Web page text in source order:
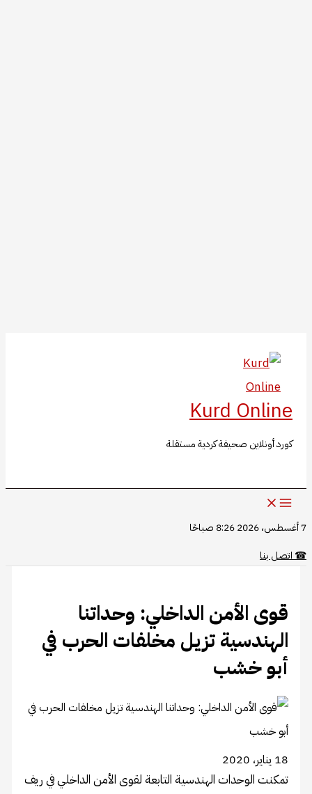
المحتوى
Kurd Online
كورد أونلاين صحيفة كردية مستقلة
7 أغسطس، 2026 8:26 صباحًا
☎اتصل بنا
​​​​​​​قوى الأمن الداخلي: وحداتنا
الهندسية تزيل مخلفات الحرب في
أبو خشب
18 يناير، 2020
تمكنت الوحدات الهندسية التابعة لقوى الأمن الداخلي في ريف